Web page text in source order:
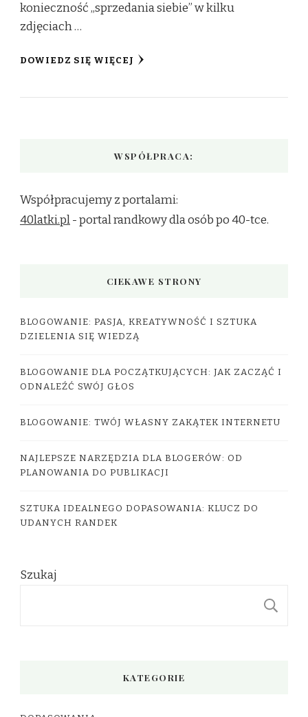
konieczność „sprzedania siebie” w kilku
zdjęciach …
DOWIEDZ SIĘ WIĘCEJ
WSPÓŁPRACA:
Współpracujemy z portalami:
40latki.pl- portal randkowy dla osób po 40-tce.
CIEKAWE STRONY
BLOGOWANIE: PASJA, KREATYWNOŚĆ I SZTUKA
DZIELENIA SIĘ WIEDZĄ
BLOGOWANIE DLA POCZĄTKUJĄCYCH: JAK ZACZĄĆ I
ODNALEŹĆ SWÓJ GŁOS
BLOGOWANIE: TWÓJ WŁASNY ZAKĄTEK INTERNETU
NAJLEPSZE NARZĘDZIA DLA BLOGERÓW: OD
PLANOWANIA DO PUBLIKACJI
SZTUKA IDEALNEGO DOPASOWANIA: KLUCZ DO
UDANYCH RANDEK
Szukaj
KATEGORIE